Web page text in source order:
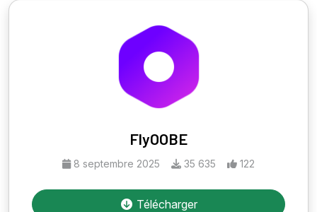
FlyOOBE
8 septembre 2025 35 635 122
Télécharger